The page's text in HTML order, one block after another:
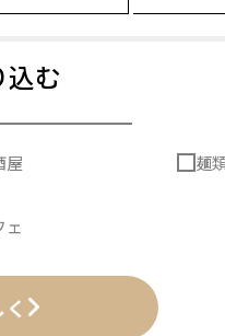
込む
屋 麺
ェ